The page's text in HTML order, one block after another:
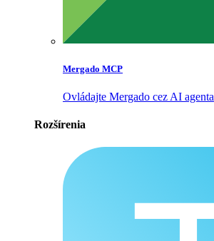
Mergado MCP
Ovládajte Mergado cez AI agenta
Rozšírenia